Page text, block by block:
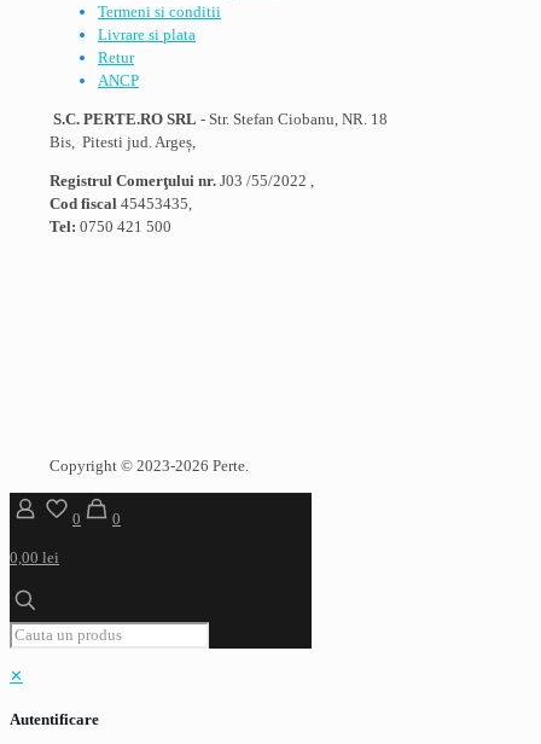
Termeni si conditii
Livrare si plata
Retur
ANCP
S.C. PERTE.RO SRL - Str. Stefan Ciobanu, NR. 18
Bis, Pitesti jud. Argeș,
Registrul Comerţului nr. J03 /55/2022 ,
Cod fiscal 45453435,
Tel: 0750 421 500
Copyright © 2023-2026 Perte.
0 0
0,00 lei
✕
Autentificare